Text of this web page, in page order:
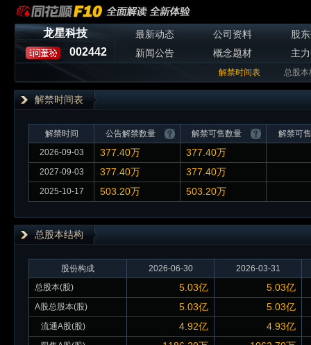
龙星科技
002442
最新动态 公司资料
股
新闻公告
概念题材 主
解禁时间表 总股本
解禁时间表
解禁时间 公告解禁数量 解禁可售数量
解禁可
2026-09-03
377.40万 377.40万
2027-09-03 377.40万 377.40万
2025-10-17 503.20万 503.20万
总股本结构
股份构成 2026-06-30
2026-03-31
总股本(股)
5.03亿 5.03亿
A股总股本(股) 5.03亿 5.03亿
流通A股(股) 4.92亿 4.93亿